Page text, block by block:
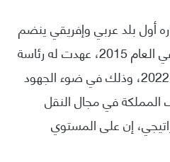
أول بلد عربي وإفريقي ينضم
إلى المنتدى الدولي للنقل في العام 2015، عهدت له رئاسة
المنتدى برسم ولاية 2021-2022، وذلك في ضوء الجهود
المملكة في مجال النقل
إن على المستوي